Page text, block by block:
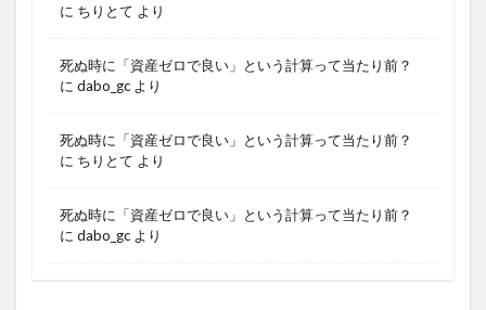
に ちりとて より
死ぬ時に「資産ゼロで良い」という計算って当たり前？
に dabo_gc より
死ぬ時に「資産ゼロで良い」という計算って当たり前？
に ちりとて より
死ぬ時に「資産ゼロで良い」という計算って当たり前？
に dabo_gc より